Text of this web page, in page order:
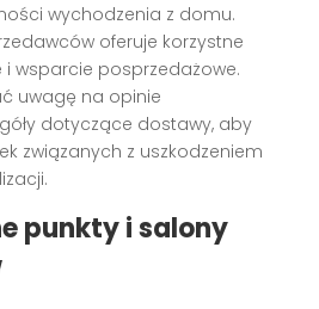
wychodzenia z domu.
oferuje korzystne
wsparcie posprzedażowe.
uwagę na opinie
dotyczące dostawy, aby
związanych z uszkodzeniem
punkty i salony